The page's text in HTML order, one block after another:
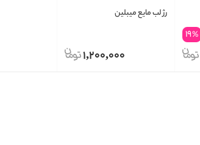
19%
رژ لب مایع میبلین
1,200,000